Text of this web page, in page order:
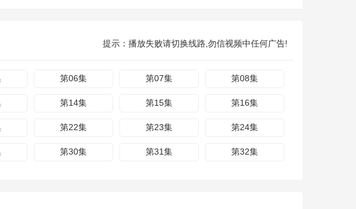
提示：播放失败请切换线路,勿信视频中任何广告!
第06集 第07集 第08集
第14集 第15集 第16集
第22集 第23集 第24集
第30集 第31集 第32集